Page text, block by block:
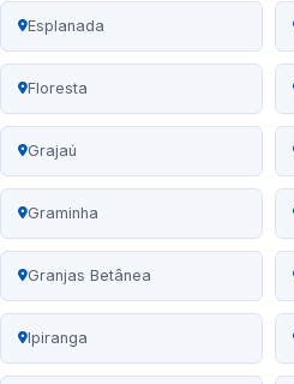
Esplanada
Floresta
Grajaú
Graminha
Granjas Betânea
Ipiranga